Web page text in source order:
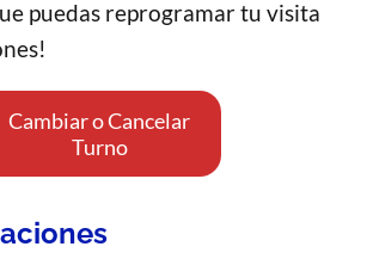
puedas reprogramar tu visita
Cambiar o Cancelar
Turno